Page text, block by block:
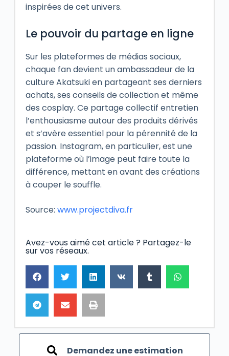
inspirées de cet univers.
Le pouvoir du partage en ligne
Sur les plateformes de médias sociaux,
chaque fan devient un ambassadeur de la
culture Akatsuki en partageant ses derniers
achats, ses conseils de collection et même
des cosplay. Ce partage collectif entretien
l’enthousiasme autour des produits dérivés
et s’avère essentiel pour la pérennité de la
passion. Instagram, en particulier, est une
plateforme où l’image peut faire toute la
différence, mettant en avant des créations
à couper le souffle.
Source: www.projectdiva.fr
Avez-vous aimé cet article ? Partagez-le
sur vos réseaux.
Demandez une estimation